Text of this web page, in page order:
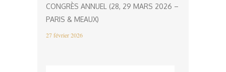
CONGRÈS ANNUEL (28, 29 MARS 2026 –
PARIS & MEAUX)
27 février 2026